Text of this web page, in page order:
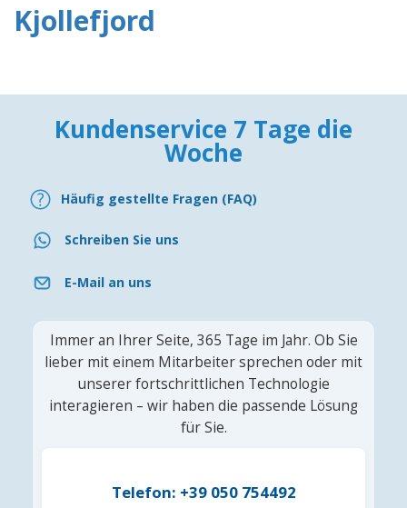
Kjollefjord
Kundenservice 7 Tage die
Woche
Häufig gestellte Fragen (FAQ)
Schreiben Sie uns
E-Mail an uns
Immer an Ihrer Seite, 365 Tage im Jahr. Ob Sie
lieber mit einem Mitarbeiter sprechen oder mit
unserer fortschrittlichen Technologie
interagieren – wir haben die passende Lösung
für Sie.
Telefon: +39 050 754492